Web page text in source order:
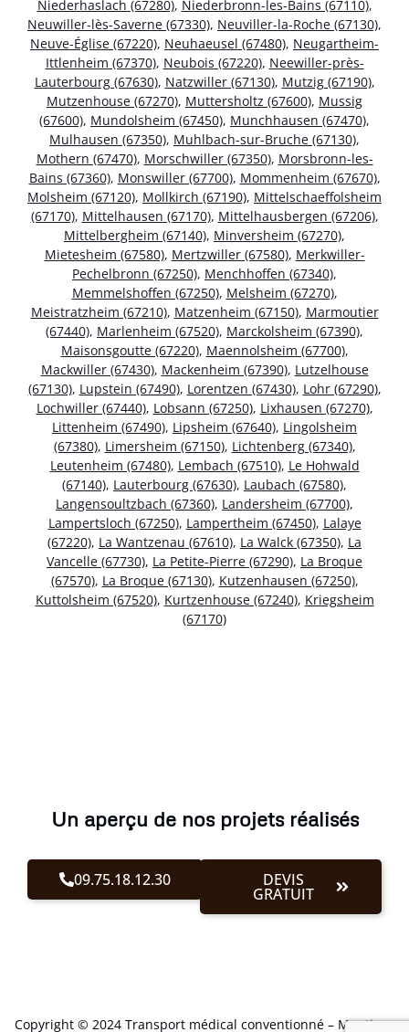
Niederhaslach (67280), Niederbronn-les-Bains (67110),
Neuwiller-lès-Saverne (67330), Neuviller-la-Roche (67130),
Neuve-Église (67220), Neuhaeusel (67480), Neugartheim-
Ittlenheim (67370), Neubois (67220), Neewiller-près-
Lauterbourg (67630), Natzwiller (67130), Mutzig (67190),
Mutzenhouse (67270), Muttersholtz (67600), Mussig
(67600), Mundolsheim (67450), Munchhausen (67470),
Mulhausen (67350), Muhlbach-sur-Bruche (67130),
Mothern (67470), Morschwiller (67350), Morsbronn-les-
Bains (67360), Monswiller (67700), Mommenheim (67670),
Molsheim (67120), Mollkirch (67190), Mittelschaeffolsheim
(67170), Mittelhausen (67170), Mittelhausbergen (67206),
Mittelbergheim (67140), Minversheim (67270),
Mietesheim (67580), Mertzwiller (67580), Merkwiller-
Pechelbronn (67250), Menchhoffen (67340),
Memmelshoffen (67250), Melsheim (67270),
Meistratzheim (67210), Matzenheim (67150), Marmoutier
(67440), Marlenheim (67520), Marckolsheim (67390),
Maisonsgoutte (67220), Maennolsheim (67700),
Mackwiller (67430), Mackenheim (67390), Lutzelhouse
(67130), Lupstein (67490), Lorentzen (67430), Lohr (67290),
Lochwiller (67440), Lobsann (67250), Lixhausen (67270),
Littenheim (67490), Lipsheim (67640), Lingolsheim
(67380), Limersheim (67150), Lichtenberg (67340),
Leutenheim (67480), Lembach (67510), Le Hohwald
(67140), Lauterbourg (67630), Laubach (67580),
Langensoultzbach (67360), Landersheim (67700),
Lampertsloch (67250), Lampertheim (67450), Lalaye
(67220), La Wantzenau (67610), La Walck (67350), La
Vancelle (67730), La Petite-Pierre (67290), La Broque
(67570), La Broque (67130), Kutzenhausen (67250),
Kuttolsheim (67520), Kurtzenhouse (67240), Kriegsheim
(67170)
Un aperçu de nos projets réalisés
09.75.18.12.30 DEVIS
GRATUIT
Copyright © 2024 Transport médical conventionné – Mentions